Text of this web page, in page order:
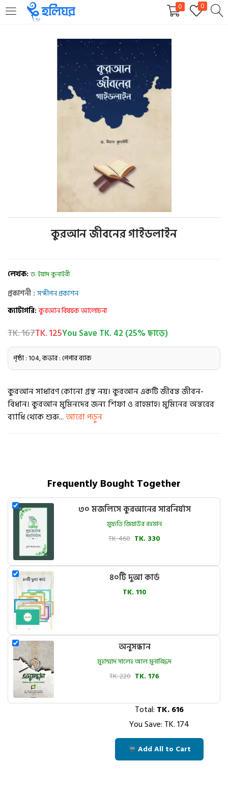
0 0
LOGIN REGISTER
Enter your username and password to login.
Login
Lost password?
কুরআন জীবনের গাইডলাইন
লেখক: ড. ইয়াদ কুনাইবী
প্রকাশনী :সন্দীপন প্রকাশন
ক্যাটাগরি:কুরআন বিষয়ক আলোচনা
TK. 167TK. 125You Save TK. 42 (25% ছাড়ে)
পৃষ্ঠা : 104, কভার : পেপার ব্যাক
কুরআন সাধারণ কোনো গ্রন্থ নয়। কুরআন একটি জীবন্ত জীবন-
বিধান। কুরআন মুমিনদের জন্য শিফা ও রাহমাহ। মুমিনের অন্তরের
ব্যাধি থেকে শুরু...আরো পড়ুন
Frequently Bought Together
৩০ মজলিসে কুরআনের সারনির্যাস
মুফতি জিয়াউর রহমান
TK. 460 TK. 330
৪০টি দুআ কার্ড
TK. 110
অনুসন্ধান
মুহাম্মাদ সালেহ আল মুনাজ্জিদ
TK. 220 TK. 176
Total: TK.616
You Save: TK.174
Add All to Cart